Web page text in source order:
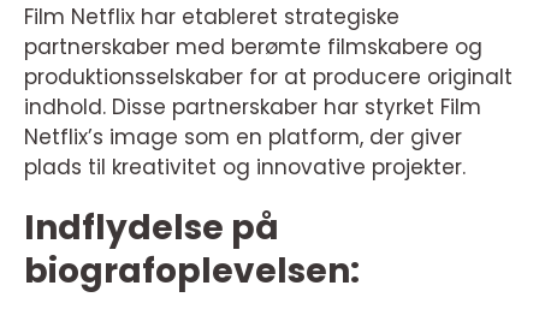
Film Netflix har etableret strategiske
partnerskaber med berømte filmskabere og
produktionsselskaber for at producere originalt
indhold. Disse partnerskaber har styrket Film
Netflix’s image som en platform, der giver
plads til kreativitet og innovative projekter.
Indflydelse på
biografoplevelsen: